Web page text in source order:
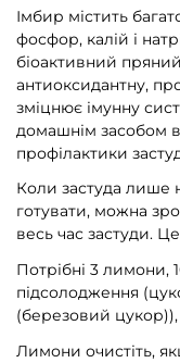
Імбир містить
фосфор, калій і
біоактивний
антиоксидантну,
зміцнює імунну
домашнім засобом
профілактики
Коли застуда лише
готувати, можна
весь час застуди.
Потрібні 3 лимони,
підсолодження
(березовий цукор)),
Лимони очистіть,